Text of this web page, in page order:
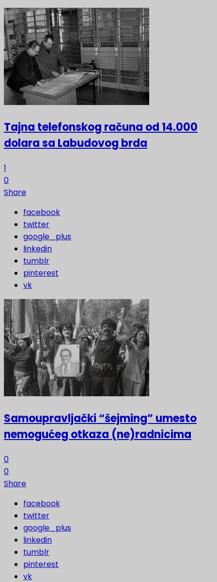
Tajna telefonskog računa od 14.000
dolara sa Labudovog brda
1
0
Share
facebook
twitter
google_plus
linkedin
tumblr
pinterest
vk
Samoupravljački “šejming” umesto
nemogućeg otkaza (ne)radnicima
0
0
Share
facebook
twitter
google_plus
linkedin
tumblr
pinterest
vk